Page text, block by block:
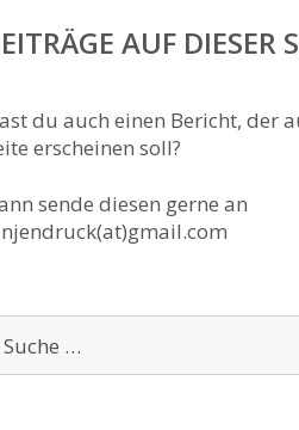
AUF DIESER
du auch einen Bericht, der
erscheinen soll?
sende diesen gerne an